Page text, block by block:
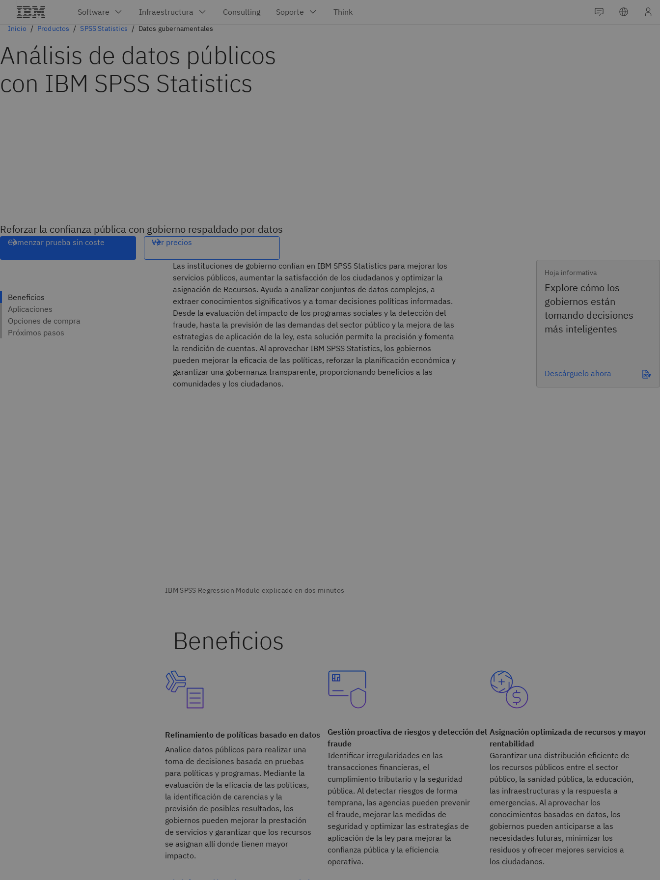
Inicio Productos SPSS Statistics Datos gubernamentales
Análisis de datos públicos
con IBM SPSS Statistics
Reforzar la confianza pública con gobierno respaldado por datos
Comenzar prueba sin coste Ver precios
Las instituciones de gobierno confían en IBM SPSS Statistics para mejorar los
servicios públicos, aumentar la satisfacción de los ciudadanos y optimizar la
asignación de Recursos. Ayuda a analizar conjuntos de datos complejos, a
extraer conocimientos significativos y a tomar decisiones políticas informadas.
Desde la evaluación del impacto de los programas sociales y la detección del
fraude, hasta la previsión de las demandas del sector público y la mejora de las
estrategias de aplicación de la ley, esta solución permite la precisión y fomenta
la rendición de cuentas. Al aprovechar IBM SPSS Statistics, los gobiernos
pueden mejorar la eficacia de las políticas, reforzar la planificación económica y
garantizar una gobernanza transparente, proporcionando beneficios a las
comunidades y los ciudadanos.
Hoja informativa
Explore cómo los
gobiernos están
tomando decisiones
más inteligentes
Descárguelo ahora
Refinamiento de políticas basado en datos
Analice datos públicos para realizar una
toma de decisiones basada en pruebas
para políticas y programas. Mediante la
evaluación de la eficacia de las políticas,
la identificación de carencias y la
previsión de posibles resultados, los
gobiernos pueden mejorar la prestación
de servicios y garantizar que los recursos
se asignan allí donde tienen mayor
impacto.
Gestión proactiva de riesgos y detección del
fraude
Identificar irregularidades en las
transacciones financieras, el
cumplimiento tributario y la seguridad
pública. Al detectar riesgos de forma
temprana, las agencias pueden prevenir
el fraude, mejorar las medidas de
seguridad y optimizar las estrategias de
aplicación de la ley para mejorar la
confianza pública y la eficiencia
operativa.
Asignación optimizada de recursos y mayor
rentabilidad
Garantizar una distribución eficiente de
los recursos públicos entre el sector
público, la sanidad pública, la educación,
las infraestructuras y la respuesta a
emergencias. Al aprovechar los
conocimientos basados en datos, los
gobiernos pueden anticiparse a las
necesidades futuras, minimizar los
residuos y ofrecer mejores servicios a
los ciudadanos.